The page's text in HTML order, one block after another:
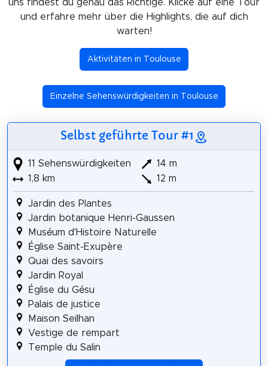
uns findest du genau das Richtige. Klicke auf eine Tour
und erfahre mehr über die Highlights, die auf dich
warten!
Aktivitäten in Toulouse
Einzelne Sehenswürdigkeiten in Toulouse
Selbst geführte Tour #1
11 Sehenswürdigkeiten
1,8 km
14 m
12 m
Jardin des Plantes
Jardin botanique Henri-Gaussen
Muséum d'Histoire Naturelle
Église Saint-Exupère
Quai des savoirs
Jardin Royal
Église du Gésu
Palais de justice
Maison Seilhan
Vestige de rempart
Temple du Salin